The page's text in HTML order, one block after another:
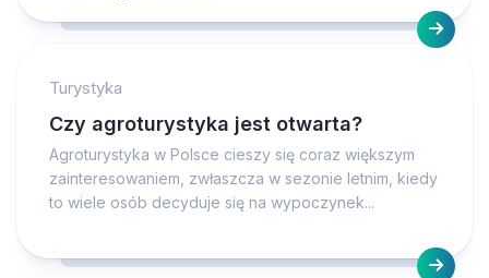
Turystyka
Czy agroturystyka jest otwarta?
Agroturystyka w Polsce cieszy się coraz większym
zainteresowaniem, zwłaszcza w sezonie letnim, kiedy
to wiele osób decyduje się na wypoczynek...